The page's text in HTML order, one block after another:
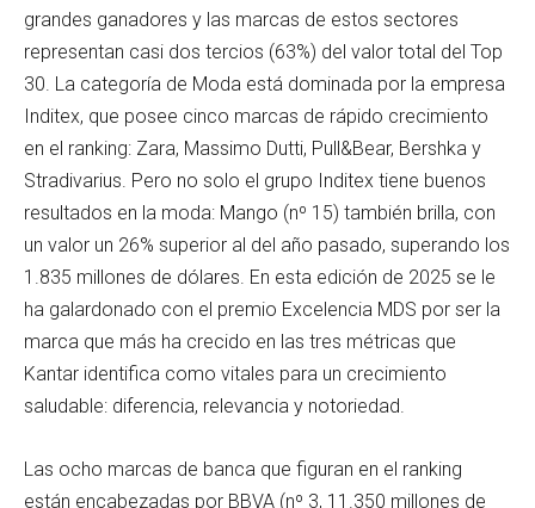
grandes ganadores y las marcas de estos sectores
representan casi dos tercios (63%) del valor total del Top
30. La categoría de Moda está dominada por la empresa
Inditex, que posee cinco marcas de rápido crecimiento
en el ranking: Zara, Massimo Dutti, Pull&Bear, Bershka y
Stradivarius. Pero no solo el grupo Inditex tiene buenos
resultados en la moda: Mango (nº 15) también brilla, con
un valor un 26% superior al del año pasado, superando los
1.835 millones de dólares. En esta edición de 2025 se le
ha galardonado con el premio Excelencia MDS por ser la
marca que más ha crecido en las tres métricas que
Kantar identifica como vitales para un crecimiento
saludable: diferencia, relevancia y notoriedad.
Las ocho marcas de banca que figuran en el ranking
están encabezadas por BBVA (nº 3, 11.350 millones de